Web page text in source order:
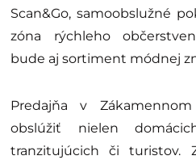
Scan&Go, samoobslužné
zóna rýchleho
bude aj sortiment módnej
Predajňa v
obslúžiť nielen
tranzitujúcich či turistov.